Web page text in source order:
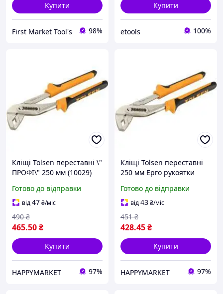
Купити
First Market Tool's 98%
Купити
etools 100%
Кліщі Tolsen переставні \"
ПРОФІ\" 250 мм (10029)
Готово до відправки
від47₴/міс
465.50₴
490 ₴
Купити
HAPPYMARKET 97%
Кліщі Tolsen переставні
250 мм Ерго рукоятки
Готово до відправки
від43₴/міс
428.45₴
451 ₴
Купити
HAPPYMARKET 97%